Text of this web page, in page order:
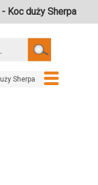
Koc duży Sherpa
Szukaj
Sherpa